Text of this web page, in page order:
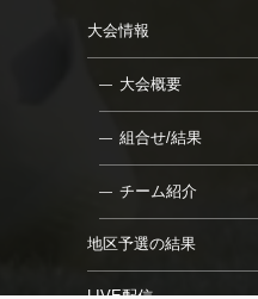
大会情報
大会概要
組合せ/結果
チーム紹介
地区予選の結果